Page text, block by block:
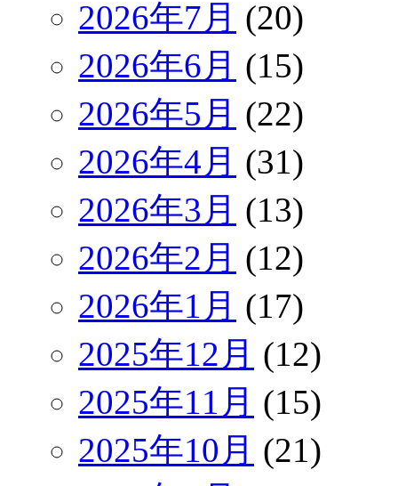
2026年7月 (20)
2026年6月 (15)
2026年5月 (22)
2026年4月 (31)
2026年3月 (13)
2026年2月 (12)
2026年1月 (17)
2025年12月 (12)
2025年11月 (15)
2025年10月 (21)